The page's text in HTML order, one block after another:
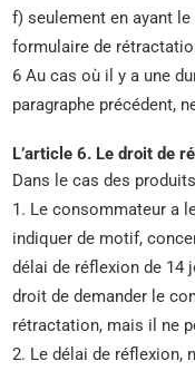
f) seulement en ayant
formulaire de
6 Au cas où il y a une
paragraphe précédent,
L’article 6. Le droit de
Dans le cas des
1. Le consommateur a
indiquer de motif,
délai de réflexion de 14
droit de demander le
rétractation, mais il ne
2. Le délai de réflexion,